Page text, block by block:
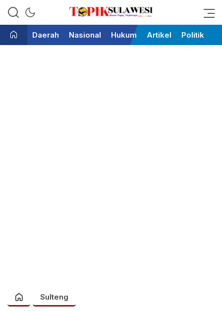
Topik Sulawesi
Bicara Tegas Terpercaya
Daerah
Nasional Hukum Artikel Politik
Sulteng